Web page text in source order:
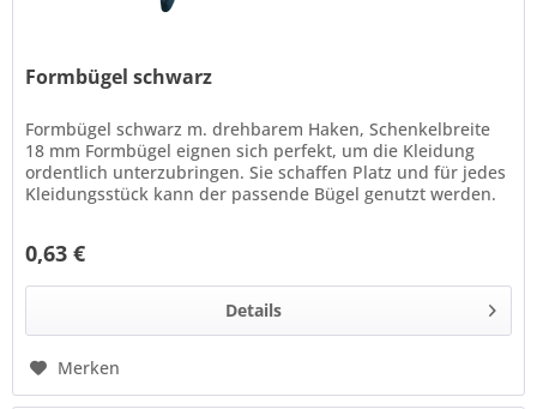
Formbügel schwarz
Formbügel schwarz m. drehbarem Haken, Schenkelbreite
18 mm Formbügel eignen sich perfekt, um die Kleidung
ordentlich unterzubringen. Sie schaffen Platz und für jedes
Kleidungsstück kann der passende Bügel genutzt werden.
0,63 €
Details
Merken